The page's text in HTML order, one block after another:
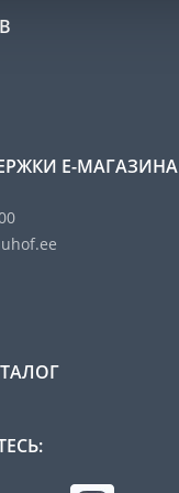
Е-МАГАЗИНА